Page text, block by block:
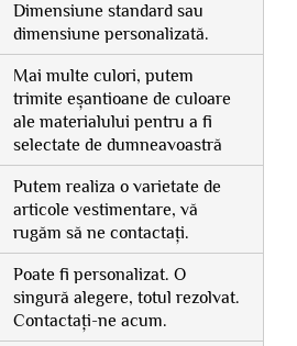
Dimensiune standard sau
dimensiune personalizată.
Mai multe culori, putem
trimite eșantioane de culoare
ale materialului pentru a fi
selectate de dumneavoastră
Putem realiza o varietate de
articole vestimentare, vă
rugăm să ne contactați.
Poate fi personalizat. O
singură alegere, totul rezolvat.
Contactați-ne acum.